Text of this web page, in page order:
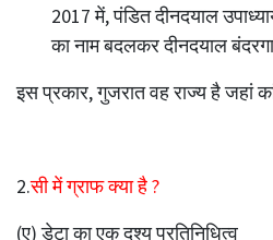
2017 में, पंडित दीनदयाल
का नाम बदलकर दीनदयाल
इस प्रकार, गुजरात वह राज्य है जहां
2.सी में ग्राफ क्या है ?
(ए) डेटा का एक दृश्य प्रतिनिधित्व